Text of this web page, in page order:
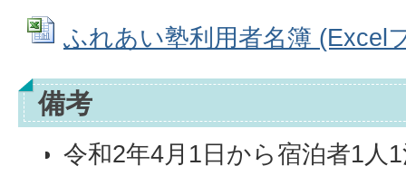
ふれあい塾利用者名簿 (Excel
備考
令和2年4月1日から宿泊者1人